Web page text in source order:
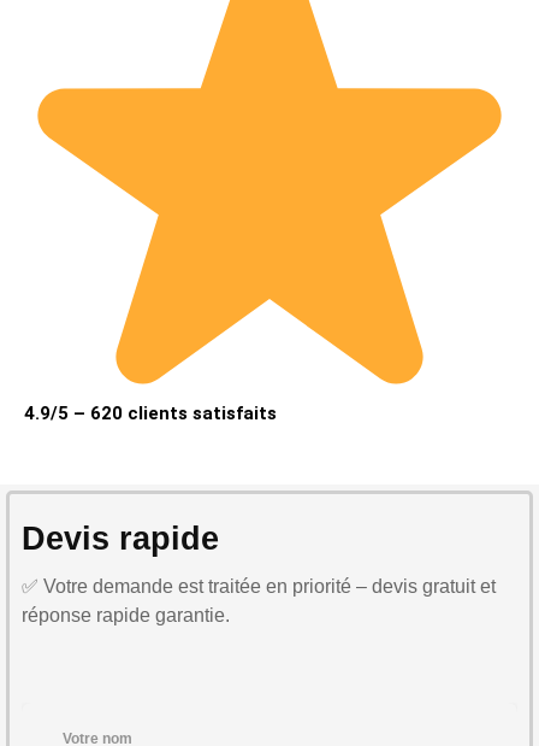
4.9/5 – 620 clients satisfaits
Devis rapide
✅ Votre demande est traitée en priorité – devis gratuit et
réponse rapide garantie.
Votre nom